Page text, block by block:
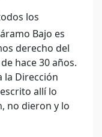
los
Bajo es
derecho del
hace 30 años.
la Dirección
allí lo
no dieron y lo